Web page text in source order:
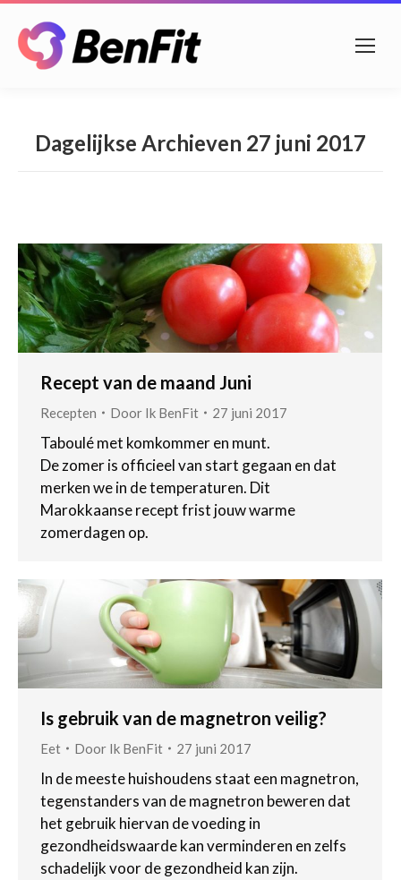
Dagelijkse Archieven 27 juni 2017
Recept van de maand Juni
Recepten Door Ik BenFit 27 juni 2017
Taboulé met komkommer en munt.
De zomer is officieel van start gegaan en dat
merken we in de temperaturen. Dit
Marokkaanse recept frist jouw warme
zomerdagen op.
Is gebruik van de magnetron veilig?
Eet Door Ik BenFit 27 juni 2017
In de meeste huishoudens staat een magnetron,
tegenstanders van de magnetron beweren dat
het gebruik hiervan de voeding in
gezondheidswaarde kan verminderen en zelfs
schadelijk voor de gezondheid kan zijn.